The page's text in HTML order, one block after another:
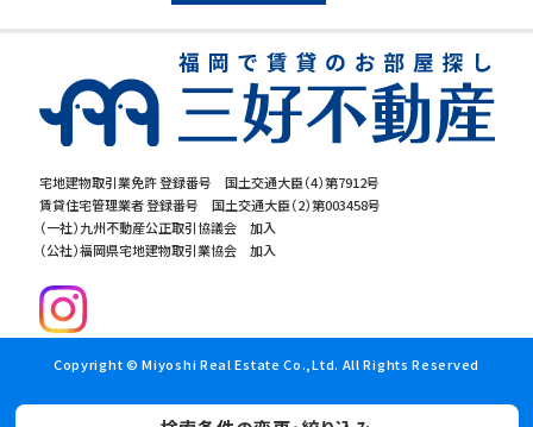
宅地建物取引業免許 登録番号 国土交通大臣（4）第7912号
賃貸住宅管理業者 登録番号 国土交通大臣（2）第003458号
（一社）九州不動産公正取引協議会 加入
（公社）福岡県宅地建物取引業協会 加入
Copyright © Miyoshi Real Estate Co.,Ltd. All Rights Reserved